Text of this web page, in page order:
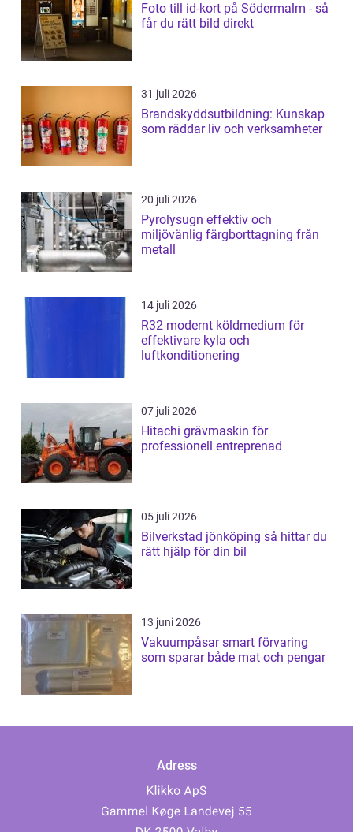
Foto till id-kort på Södermalm - så
får du rätt bild direkt
31 juli 2026
Brandskyddsutbildning: Kunskap
som räddar liv och verksamheter
20 juli 2026
Pyrolysugn effektiv och
miljövänlig färgborttagning från
metall
14 juli 2026
R32 modernt köldmedium för
effektivare kyla och
luftkonditionering
07 juli 2026
Hitachi grävmaskin för
professionell entreprenad
05 juli 2026
Bilverkstad jönköping så hittar du
rätt hjälp för din bil
13 juni 2026
Vakuumpåsar smart förvaring
som sparar både mat och pengar
Adress